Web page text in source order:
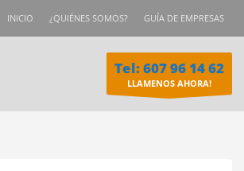
INICIO ¿QUIÉNES SOMOS? GUÍA DE EMPRESAS
Tel: 607 96 14 62
LLAMENOS AHORA!